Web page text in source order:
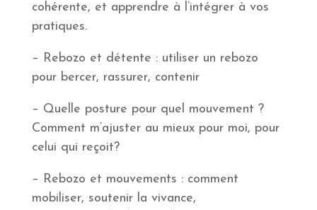
cohérente, et apprendre à l’intégrer à vos
pratiques.
– Rebozo et détente : utiliser un rebozo
pour bercer, rassurer, contenir
– Quelle posture pour quel mouvement ?
Comment m’ajuster au mieux pour moi, pour
celui qui reçoit?
– Rebozo et mouvements : comment
mobiliser, soutenir la vivance,